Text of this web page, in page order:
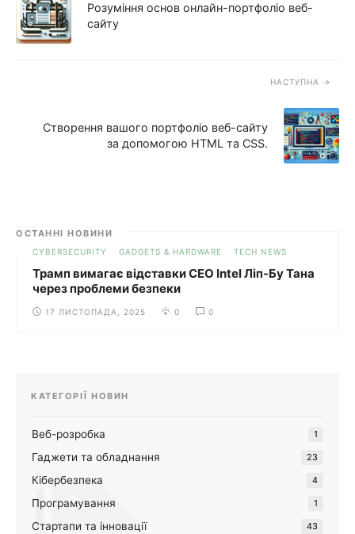
Розуміння основ онлайн-портфоліо веб-
сайту
НАСТУПНА
Створення вашого портфоліо веб-сайту
за допомогою HTML та CSS.
ОСТАННІ НОВИНИ
CYBERSECURITY GADGETS & HARDWARE TECH NEWS
Трамп вимагає відставки CEO Intel Ліп-Бу Тана
через проблеми безпеки
17 ЛИСТОПАДА, 2025 0 0
КАТЕГОРІЇ НОВИН
Веб-розробка 1
Гаджети та обладнання 23
Кібербезпека 4
Програмування 1
Стартапи та інновації 43